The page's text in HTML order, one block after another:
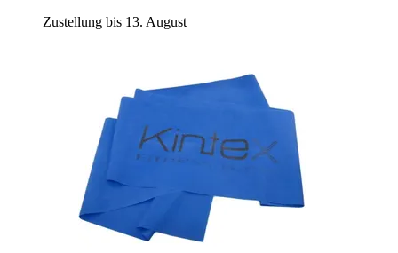
Zustellung bis 13. August